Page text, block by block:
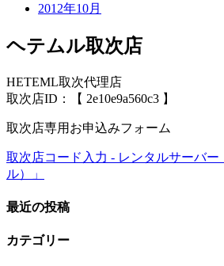
2012年10月
ヘテムル取次店
HETEML取次代理店
取次店ID：【 2e10e9a560c3 】
取次店専用お申込みフォーム
取次店コード入力 - レンタルサーバー
ル）」
最近の投稿
カテゴリー